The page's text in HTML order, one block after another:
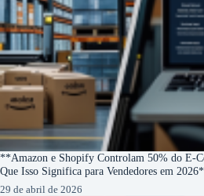
**Amazon e Shopify Controlam 50% do E-
Que Isso Significa para Vendedores em
29 de abril de 2026